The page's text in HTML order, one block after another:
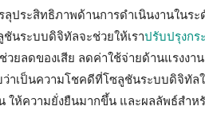
ประสิทธิภาพด้านการดำเนินงานในร
นระบบดิจิทัลจะช่วยให้เราปรับปรุงกร
ช่วยลดของเสีย ลดค่าใช้จ่ายด้านแรงงา
าเป็นความโชคดีที่โซลูชันระบบดิจิทัล
ให้ความยั่งยืนมากขึ้น และผลลัพธ์สำห